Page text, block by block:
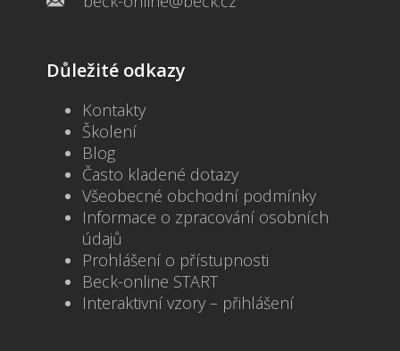
Důležité odkazy
Kontakty
Školení
Blog
Často kladené dotazy
Všeobecné obchodní podmínky
Informace o zpracování osobních
údajů
Prohlášení o přístupnosti
Beck-online START
Interaktivní vzory – přihlášení